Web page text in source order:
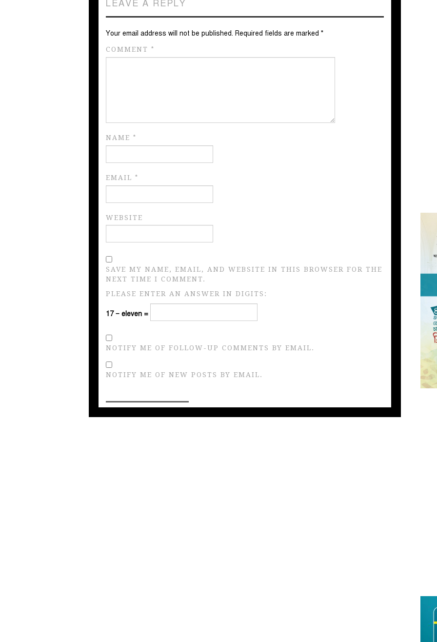
LEAVE A REPLY
Your email address will not be published. Required fields are marked *
COMMENT *
NAME *
EMAIL *
WEBSITE
SAVE MY NAME, EMAIL, AND WEBSITE IN THIS BROWSER FOR THE
NEXT TIME I COMMENT.
PLEASE ENTER AN ANSWER IN DIGITS:
17 − eleven =
NOTIFY ME OF FOLLOW-UP COMMENTS BY EMAIL.
NOTIFY ME OF NEW POSTS BY EMAIL.